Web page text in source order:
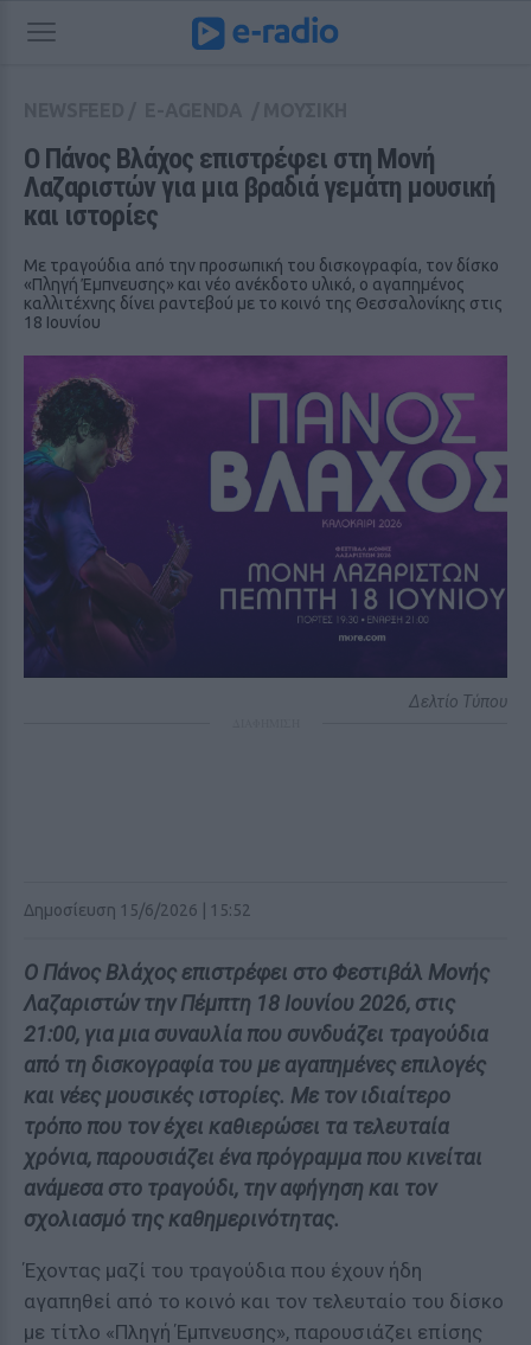
Ο Πάνος Βλάχος επιστρέφει στη Μονή
Λαζαριστών για μια βραδιά γεμάτη μουσική
και ιστορίες
Με τραγούδια από την προσωπική του δισκογραφία, τον δίσκο
«Πληγή Έμπνευσης» και νέο ανέκδοτο υλικό, ο αγαπημένος
καλλιτέχνης δίνει ραντεβού με το κοινό της Θεσσαλονίκης στις
18 Ιουνίου
Δελτίο Τύπου
Δημοσίευση 15/6/2026 | 15:52
Ο Πάνος Βλάχος επιστρέφει στο Φεστιβάλ Μονής
Λαζαριστών την Πέμπτη 18 Ιουνίου 2026, στις
21:00, για μια συναυλία που συνδυάζει τραγούδια
από τη δισκογραφία του με αγαπημένες επιλογές
και νέες μουσικές ιστορίες. Με τον ιδιαίτερο
τρόπο που τον έχει καθιερώσει τα τελευταία
χρόνια, παρουσιάζει ένα πρόγραμμα που κινείται
ανάμεσα στο τραγούδι, την αφήγηση και τον
σχολιασμό της καθημερινότητας.
Έχοντας μαζί του τραγούδια που έχουν ήδη
αγαπηθεί από το κοινό και τον τελευταίο του δίσκο
με τίτλο «Πληγή Έμπνευσης», παρουσιάζει επίσης